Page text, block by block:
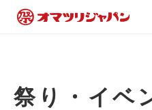
祭り・イベ